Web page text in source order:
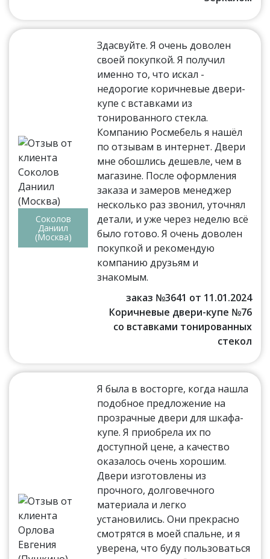
Соколов
Даниил
(Москва)
Здасвуйте. Я очень доволен
своей покупкой. Я получил
именно то, что искал -
недорогие коричневые двери-
купе с вставками из
тонированного стекла.
Компанию Росмебель я нашёл
по отзывам в интернет. Двери
мне обошлись дешевле, чем в
магазине. После оформления
заказа и замеров менеджер
несколько раз звонил, уточнял
детали, и уже через неделю всё
было готово. Я очень доволен
покупкой и рекомендую
компанию друзьям и
знакомым.
заказ №3641 от 11.01.2024
Коричневые двери-купе №76
со вставками тонированных
стекол
Я была в восторге, когда нашла
подобное предложение на
прозрачные двери для шкафа-
купе. Я приобрела их по
доступной цене, а качество
оказалось очень хорошим.
Двери изготовлены из
прочного, долговечного
материала и легко
установились. Они прекрасно
смотрятся в моей спальне, и я
уверена, что буду пользоваться